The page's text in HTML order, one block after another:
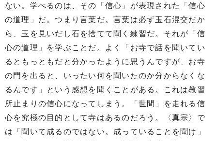
ない。学べるのは、その「信心」が表現された「信心
の道理」だ。つまり言葉だ。言葉は必ず玉石混交だか
ら、玉を見いだし石を捨てて聞く練習だ。それが「信
心の道理」を学ぶことだ。よく「お寺で話を聞いてい
るともっともだと分かったように思うんですが、お寺
の門を出ると、いったい何を聞いたのか分からなくな
るんです」という感想を聞くことがある。これは教習
所止まりの信心になってしまう。「世間」を走れる信
心を究極の目的として寺はあるのだろう。〈真宗〉で
は「聞いて成るのではない。成っていることを聞け」